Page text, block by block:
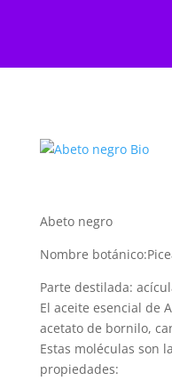
Abeto negro
Nombre
Parte destilada:
El aceite esencial de
acetato de bornilo,
Estas moléculas son
propiedades: